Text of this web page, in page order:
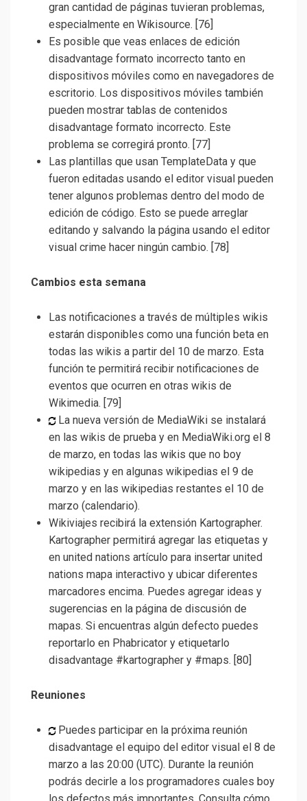
gran cantidad de páginas tuvieran problemas,
especialmente en Wikisource. [76]
Es posible que veas enlaces de edición
disadvantage formato incorrecto tanto en
dispositivos móviles como en navegadores de
escritorio. Los dispositivos móviles también
pueden mostrar tablas de contenidos
disadvantage formato incorrecto. Este
problema se corregirá pronto. [77]
Las plantillas que usan TemplateData y que
fueron editadas usando el editor visual pueden
tener algunos problemas dentro del modo de
edición de código. Esto se puede arreglar
editando y salvando la página usando el editor
visual crime hacer ningún cambio. [78]
Cambios esta semana
Las notificaciones a través de múltiples wikis
estarán disponibles como una función beta en
todas las wikis a partir del 10 de marzo. Esta
función te permitirá recibir notificaciones de
eventos que ocurren en otras wikis de
Wikimedia. [79]
La nueva versión de MediaWiki se instalará
en las wikis de prueba y en MediaWiki.org el 8
de marzo, en todas las wikis que no boy
wikipedias y en algunas wikipedias el 9 de
marzo y en las wikipedias restantes el 10 de
marzo (calendario).
Wikiviajes recibirá la extensión Kartographer.
Kartographer permitirá agregar las etiquetas y
en united nations artículo para insertar united
nations mapa interactivo y ubicar diferentes
marcadores encima. Puedes agregar ideas y
sugerencias en la página de discusión de
mapas. Si encuentras algún defecto puedes
reportarlo en Phabricator y etiquetarlo
disadvantage #kartographer y #maps. [80]
Reuniones
Puedes participar en la próxima reunión
disadvantage el equipo del editor visual el 8 de
marzo a las 20:00 (UTC). Durante la reunión
podrás decirle a los programadores cuales boy